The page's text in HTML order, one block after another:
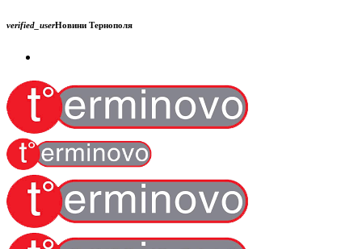
verified_userНовини Тернополя